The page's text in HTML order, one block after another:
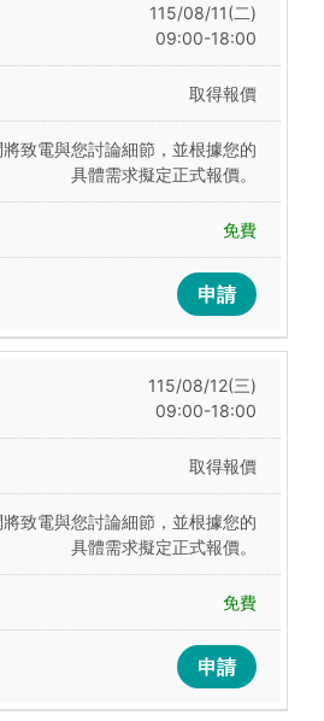
115/08/11(二)
09:00-18:00
取得報價
致電與您討論細節，並根據您的
具體需求擬定正式報價。
免費
申請
115/08/12(三)
09:00-18:00
取得報價
致電與您討論細節，並根據您的
具體需求擬定正式報價。
免費
申請